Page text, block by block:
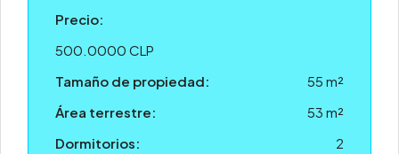
Precio:
500.0000 CLP
Tamaño de propiedad:
55 m²
Área terrestre:
53 m²
Dormitorios:
2